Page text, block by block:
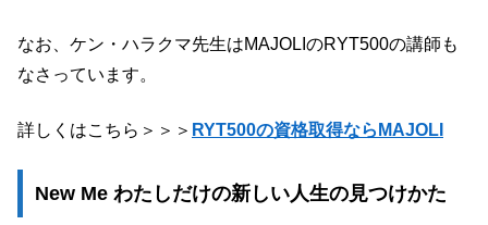
なお、ケン・ハラクマ先生はMAJOLIのRYT500の講師も
なさっています。
詳しくはこちら＞＞＞ RYT500の資格取得ならMAJOLI
New Me わたしだけの新しい人生の見つけかた